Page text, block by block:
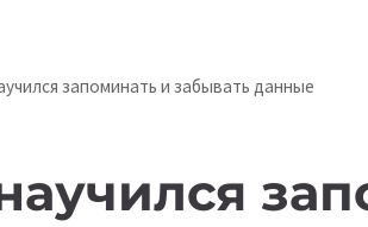
запоминать и забывать данные